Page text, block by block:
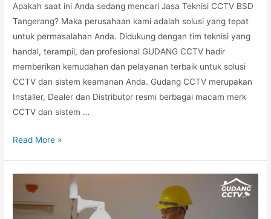
Apakah saat ini Anda sedang mencari Jasa Teknisi CCTV BSD
Tangerang? Maka perusahaan kami adalah solusi yang tepat
untuk permasalahan Anda. Didukung dengan tim teknisi yang
handal, terampil, dan profesional GUDANG CCTV hadir
memberikan kemudahan dan pelayanan terbaik untuk solusi
CCTV dan sistem keamanan Anda. Gudang CCTV merupakan
Installer, Dealer dan Distributor resmi berbagai macam merk
CCTV dan sistem …
Read More »